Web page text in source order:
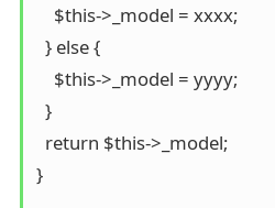
    $this->_model = xxxx;
  } else {
    $this->_model = yyyy;
  }
  return $this->_model;
}